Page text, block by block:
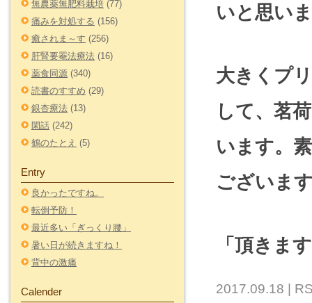
無農薬無肥料栽培 (77)
痛みを対処する (156)
癒されま～す (256)
肝腎要罨法療法 (16)
薬食同源 (340)
読書のすすめ (29)
銀杏療法 (13)
閑話 (242)
鶴のたとえ (5)
Entry
良かったですね。
転倒予防！
最近多い「ぎっくり腰」
暑い日が続きますね！
背中の激痛
Calender
いと思い
大きくプ
して、茗
います。
ございま
「頂きま
2017.09.18 |